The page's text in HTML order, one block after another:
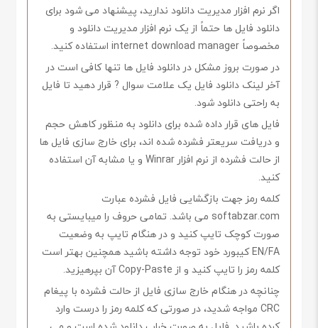
اگر نرم افزار مدیریت دانلود ندارید، پیشنهاد می شود برای
دانلود فایل ها حتماً از یک نرم افزار مدیریت دانلود و
مخصوصاً internet download manager استفاده کنید.
در صورت بروز مشکل در دانلود فایل ها تنها کافی است در
آخر لینک دانلود فایل یک علامت سوال ? قرار دهید تا فایل
به راحتی دانلود شود.
فایل های قرار داده شده برای دانلود به منظور کاهش حجم
و دریافت سریعتر فشرده شده اند، برای خارج سازی فایل ها
از حالت فشرده از نرم افزار Winrar و یا مشابه آن استفاده
کنید.
کلمه رمز جهت بازگشایی فایل فشرده عبارت
softabzar.com می باشد. تمامی حروف را میبایستی به
صورت کوچک تایپ کنید و در هنگام تایپ به وضعیت
EN/FA کیبورد خود توجه داشته باشید همچنین بهتر است
کلمه رمز را تایپ کنید و از Copy-Paste آن بپرهیزید.
چنانچه در هنگام خارج سازی فایل از حالت فشرده با پیغام
CRC مواجه شدید، در صورتی که کلمه رمز را درست وارد